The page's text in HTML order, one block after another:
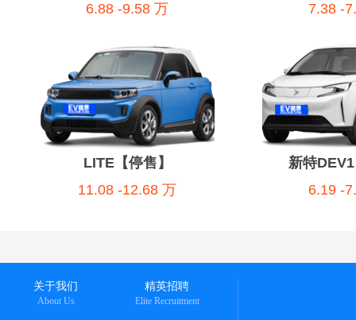
6.88 -9.58 万
7.38 -
LITE【停售】
11.08 -12.68 万
新特
6.19 -
关于我们
About Us
精英招聘
Elite Recruitment